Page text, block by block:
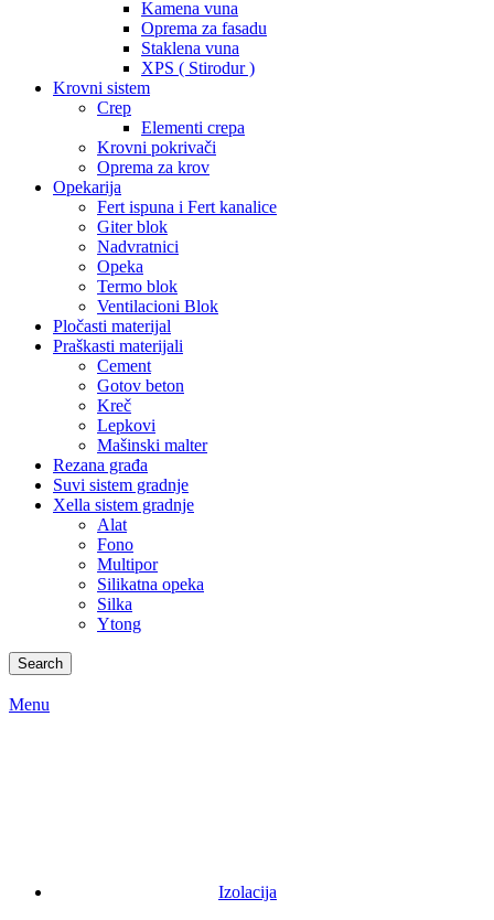
Kamena vuna
Oprema za fasadu
Staklena vuna
XPS ( Stirodur )
Krovni sistem
Crep
Elementi crepa
Krovni pokrivači
Oprema za krov
Opekarija
Fert ispuna i Fert kanalice
Giter blok
Nadvratnici
Opeka
Termo blok
Ventilacioni Blok
Pločasti materijal
Praškasti materijali
Cement
Gotov beton
Kreč
Lepkovi
Mašinski malter
Rezana građa
Suvi sistem gradnje
Xella sistem gradnje
Alat
Fono
Multipor
Silikatna opeka
Silka
Ytong
Search
Menu
Izolacija